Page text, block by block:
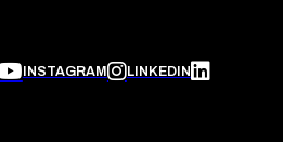
INSTAGRAM LINKEDIN